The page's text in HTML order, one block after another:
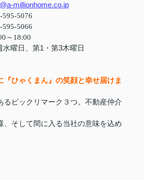
millionhome.co.jp
595-5076
595-5066
～18:00
水曜日、第1・第3木曜日
『ひゃくまん』の笑顔と幸せ届けま
ビックリマーク３つ。不動産仲介
そして間に入る当社の意味を込め